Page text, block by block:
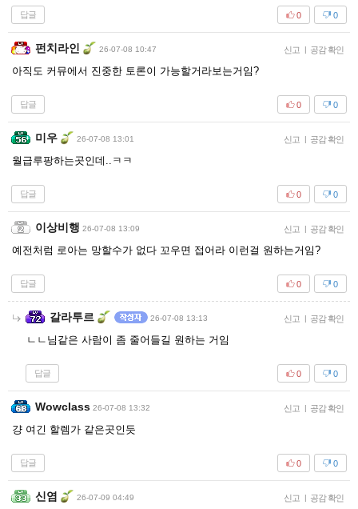
답글 0
0
펀치라인 26-07-08 10:47 신고 | 공감 확인
아직도 커뮤에서 진중한 토론이 가능할거라보는거임?
답글 0
0
미우 26-07-08 13:01 신고 | 공감 확인
월급루팡하는곳인데..ㅋㅋ
답글 0
0
이상비행 26-07-08 13:09 신고 | 공감 확인
예전처럼 로아는 망할수가 없다 꼬우면 접어라 이런걸 원하는거임?
답글 0
0
갈라투르 26-07-08 13:13 신고 | 공감 확인
ㄴㄴ님같은 사람이 좀 줄어들길 원하는 거임
답글 0
0
Wowclass 26-07-08 13:32 신고 | 공감 확인
걍 여긴 할렘가 같은곳인듯
답글 0
0
신염 26-07-09 04:49 신고 | 공감 확인